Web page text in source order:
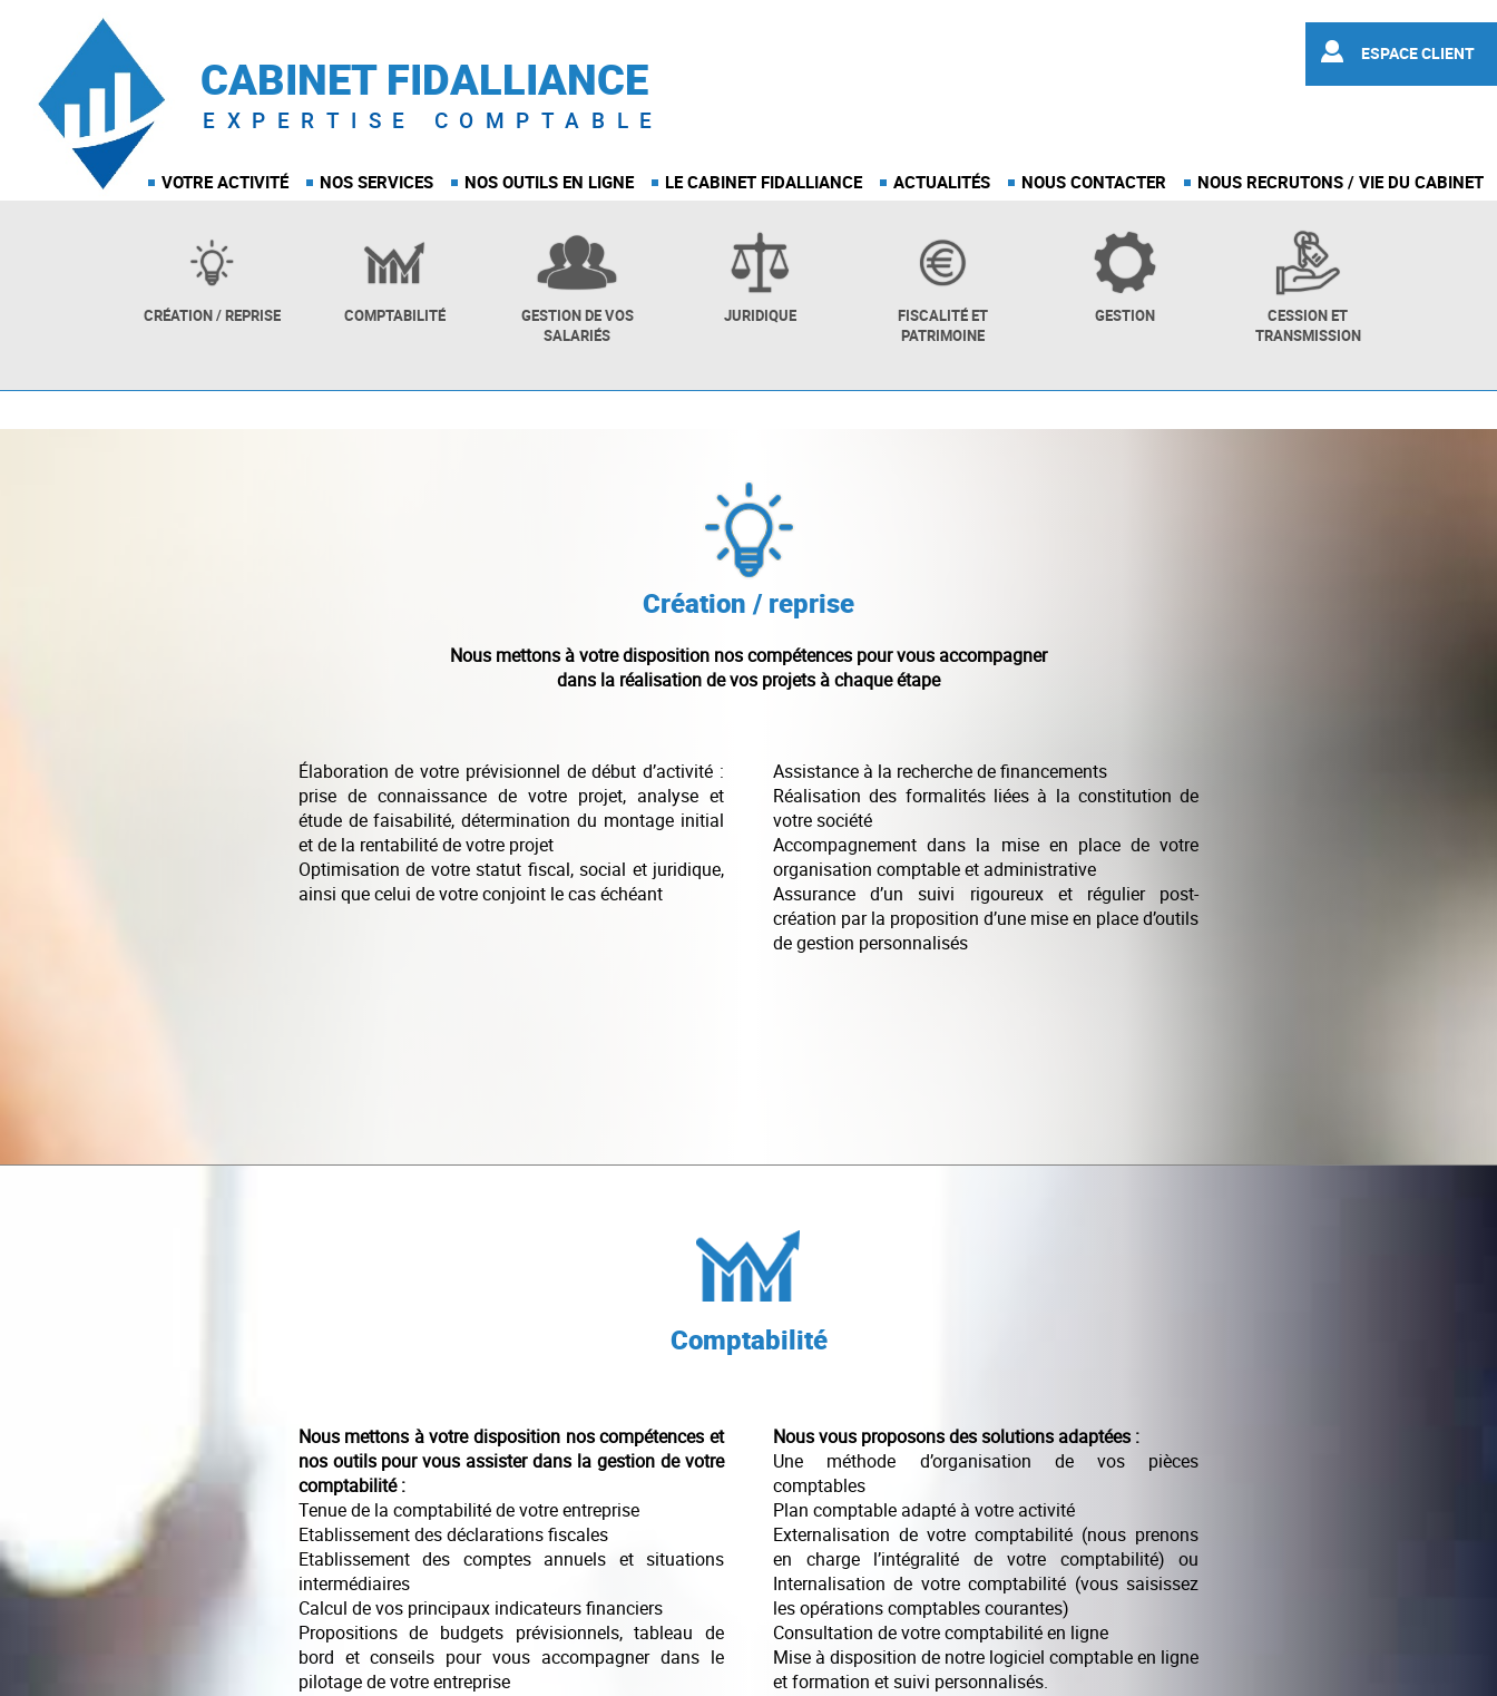
CABINET FIDALLIANCE
EXPERTISE COMPTABLE
VOTRE ACTIVITÉ NOS SERVICES NOS OUTILS EN LIGNE LE CABINET FIDALLIANCE ACTUALITÉS NOUS CONTACTER NOUS RECRUTONS / VIE DU CABINET
ESPACE CLIENT
CRÉATION / REPRISE COMPTABILITÉ
GESTION DE VOS
SALARIÉS
JURIDIQUE
FISCALITÉ ET
PATRIMOINE
GESTION
CESSION ET
TRANSMISSION
Création / reprise
Nous mettons à votre disposition nos compétences pour vous accompagner
dans la réalisation de vos projets à chaque étape
Élaboration de votre prévisionnel de début d’activité :
prise de connaissance de votre projet, analyse et
étude de faisabilité, détermination du montage initial
et de la rentabilité de votre projet
Optimisation de votre statut fiscal, social et juridique,
ainsi que celui de votre conjoint le cas échéant
Assistance à la recherche de financements
Réalisation des formalités liées à la constitution de
votre société
Accompagnement dans la mise en place de votre
organisation comptable et administrative
Assurance d’un suivi rigoureux et régulier post-
création par la proposition d’une mise en place d’outils
de gestion personnalisés
Comptabilité
Nous mettons à votre disposition nos compétences et
nos outils pour vous assister dans la gestion de votre
comptabilité :
Tenue de la comptabilité de votre entreprise
Etablissement des déclarations fiscales
Etablissement des comptes annuels et situations
intermédiaires
Calcul de vos principaux indicateurs financiers
Propositions de budgets prévisionnels, tableau de
bord et conseils pour vous accompagner dans le
pilotage de votre entreprise
Nous vous proposons des solutions adaptées :
Une méthode d’organisation de vos pièces
comptables
Plan comptable adapté à votre activité
Externalisation de votre comptabilité (nous prenons
en charge l’intégralité de votre comptabilité) ou
Internalisation de votre comptabilité (vous saisissez
les opérations comptables courantes)
Consultation de votre comptabilité en ligne
Mise à disposition de notre logiciel comptable en ligne
et formation et suivi personnalisés.